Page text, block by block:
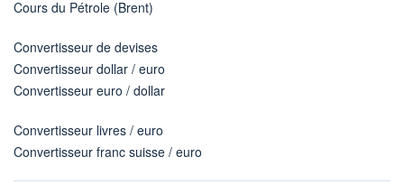
Cours du Pétrole (Brent)
Convertisseur de devises
Convertisseur dollar / euro
Convertisseur euro / dollar
Convertisseur livres / euro
Convertisseur franc suisse / euro